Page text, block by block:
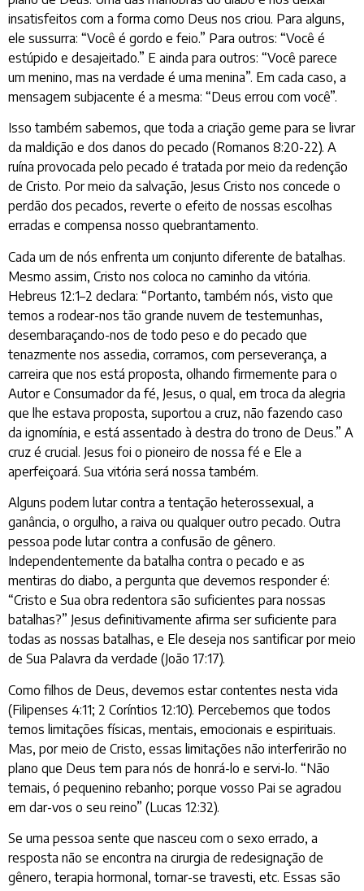
insatisfeitos com a forma como Deus nos criou. Para alguns,
ele sussurra: “Você é gordo e feio.” Para outros: “Você é
estúpido e desajeitado.” E ainda para outros: “Você parece
um menino, mas na verdade é uma menina”. Em cada caso, a
mensagem subjacente é a mesma: “Deus errou com você”.
Isso também sabemos, que toda a criação geme para se livrar
da maldição e dos danos do pecado (Romanos 8:20-22). A
ruína provocada pelo pecado é tratada por meio da redenção
de Cristo. Por meio da salvação, Jesus Cristo nos concede o
perdão dos pecados, reverte o efeito de nossas escolhas
erradas e compensa nosso quebrantamento.
Cada um de nós enfrenta um conjunto diferente de batalhas.
Mesmo assim, Cristo nos coloca no caminho da vitória.
Hebreus 12:1–2 declara: “Portanto, também nós, visto que
temos a rodear-nos tão grande nuvem de testemunhas,
desembaraçando-nos de todo peso e do pecado que
tenazmente nos assedia, corramos, com perseverança, a
carreira que nos está proposta, olhando firmemente para o
Autor e Consumador da fé, Jesus, o qual, em troca da alegria
que lhe estava proposta, suportou a cruz, não fazendo caso
da ignomínia, e está assentado à destra do trono de Deus.” A
cruz é crucial. Jesus foi o pioneiro de nossa fé e Ele a
aperfeiçoará. Sua vitória será nossa também.
Alguns podem lutar contra a tentação heterossexual, a
ganância, o orgulho, a raiva ou qualquer outro pecado. Outra
pessoa pode lutar contra a confusão de gênero.
Independentemente da batalha contra o pecado e as
mentiras do diabo, a pergunta que devemos responder é:
“Cristo e Sua obra redentora são suficientes para nossas
batalhas?” Jesus definitivamente afirma ser suficiente para
todas as nossas batalhas, e Ele deseja nos santificar por meio
de Sua Palavra da verdade (João 17:17).
Como filhos de Deus, devemos estar contentes nesta vida
(Filipenses 4:11; 2 Coríntios 12:10). Percebemos que todos
temos limitações físicas, mentais, emocionais e espirituais.
Mas, por meio de Cristo, essas limitações não interferirão no
plano que Deus tem para nós de honrá-lo e servi-lo. “Não
temais, ó pequenino rebanho; porque vosso Pai se agradou
em dar-vos o seu reino” (Lucas 12:32).
Se uma pessoa sente que nasceu com o sexo errado, a
resposta não se encontra na cirurgia de redesignação de
gênero, terapia hormonal, tornar-se travesti, etc. Essas são